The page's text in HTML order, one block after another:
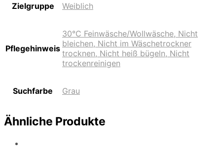
Zielgruppe Weiblich
Pflegehinweis
30°C Feinwäsche/Wollwäsche, Nicht
bleichen, Nicht im Wäschetrockner
trocknen, Nicht heiß bügeln, Nicht
trockenreinigen
Suchfarbe Grau
Ähnliche Produkte